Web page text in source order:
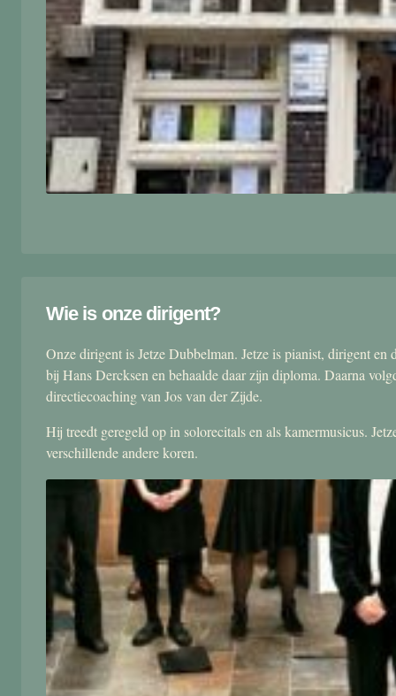
Wie is onze dirigent?
Onze dirigent is Jetze Dubbelman. Jetze is pianist, dirigent
bij Hans Dercksen en behaalde daar zijn diploma. Daarna
directiecoaching van Jos van der Zijde.
Hij treedt geregeld op in solorecitals en als kamermusicus.
verschillende andere koren.